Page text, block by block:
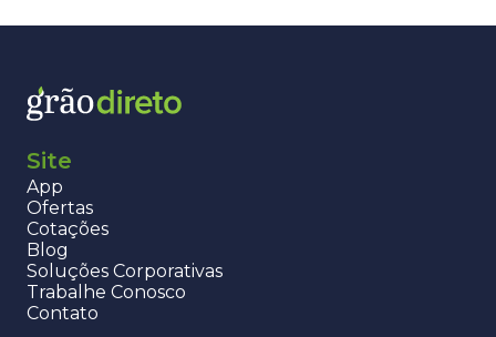
Site
App
Ofertas
Cotações
Blog
Soluções Corporativas
Trabalhe Conosco
Contato